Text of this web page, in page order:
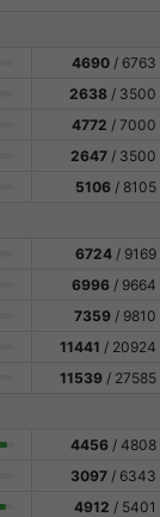
4690 / 6763
2638 / 3500
4772 / 7000
2647 / 3500
5106 / 8105
6724 / 9169
6996 / 9664
7359 / 9810
11441 / 20924
11539 / 27585
4456 / 4808
3097 / 6343
4912 / 5401